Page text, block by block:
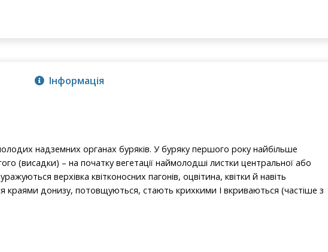
Інформація
надземних органах буряків. У буряку першого року найбільше
(висадки) – на початку вегетації наймолодші листки центральної або
верхівка квітконосних пагонів, оцвітина, квітки й навіть
краями донизу, потовщуються, стають крихкими І вкриваються (частіше з